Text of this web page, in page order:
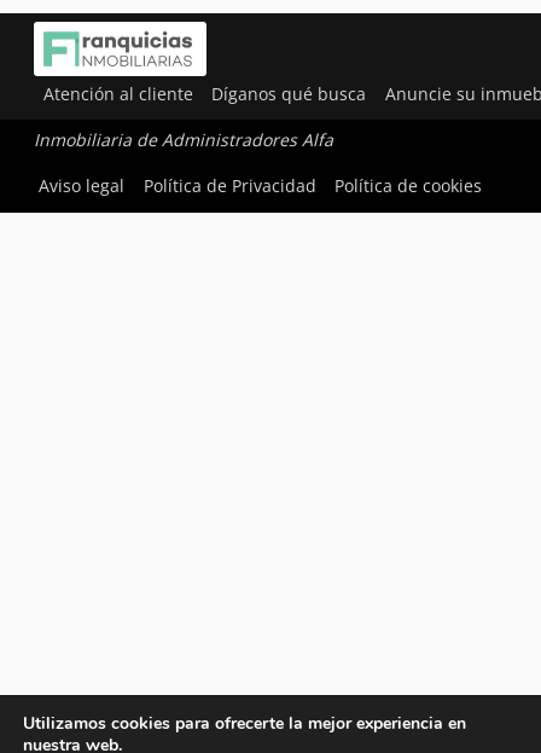
Atención al cliente Díganos qué busca Anuncie su
Inmobiliaria de Administradores Alfa
Aviso legal
Política de Privacidad Política de cookies
Utilizamos cookies para ofrecerte la mejor experiencia en
nuestra web.